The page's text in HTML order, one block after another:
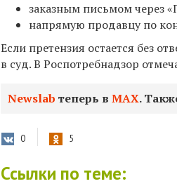
заказным письмом через
напрямую продавцу по
Если претензия остается без
в суд. В Роспотребнадзор
Newslab теперь вМАХ.
0 5
Ссылки по теме: